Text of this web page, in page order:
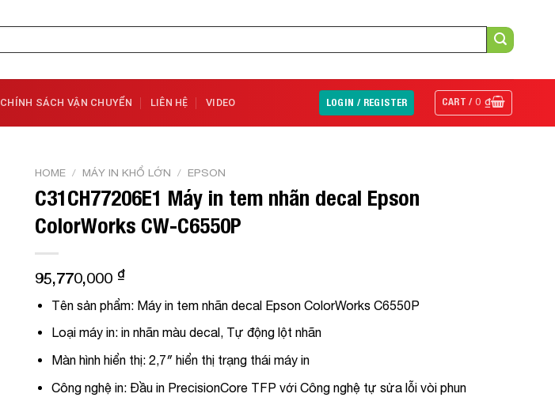
CHÍNH SÁCH VẬN CHUYỂN LIÊN HỆ VIDEO LOGIN / REGISTER CART /0₫
HOME / MÁY IN KHỔ LỚN / EPSON
C31CH77206E1 Máy in tem nhãn decal Epson
ColorWorks CW-C6550P
95,770,000 ₫
Tên sản phẩm: Máy in tem nhãn decal Epson ColorWorks C6550P
Loại máy in:in nhãn màu decal, Tự động lột nhãn
Màn hình hiển thị: 2,7″ hiển thị trạng thái máy in
Công nghệ in:Đầu in PrecisionCore TFP với Công nghệ tự sửa lỗi vòi phun